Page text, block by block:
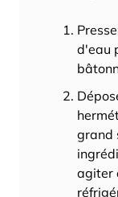
d'eau
grand
agiter